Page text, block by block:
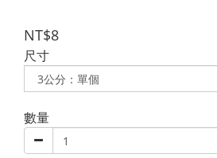
NT$8
尺寸
數量